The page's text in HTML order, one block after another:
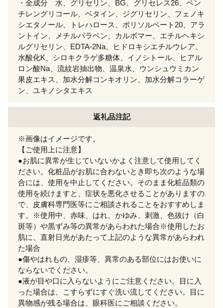
・全成分 水、グリセリン、BG、グリセレス26、ペン
チレングリコール、ベタイン、ジグリセリン、フェノキ
シエタノール、トレハロース、ポリソルベート20、アラ
ントイン、メチルパラベン、カルボマー、エチルヘキシ
ルグリセリン、EDTA-2Na、ヒドロキシエチルウレア、
水酸化K、シロキクラゲ多糖体、イノシトール、ヒアル
ロン酸Na、流紋岩抽出物、温泉水、ウンシュウミカン
果皮エキス、加水分解コンキオリン、加水分解コラーゲ
ン、ユキノシタエキス
返礼品注記
※画像はイメージです。
【ご使用上に注意】
●お肌に異常が生じていないかよく注意して使用してく
ださい。化粧品がお肌に合わないとき即ち次のような場
合には、使用を中止してください。そのまま化粧品類の
使用を続けますと、症状を悪化させることがありますの
で、皮膚科専門医等にご相談されることをおすすめしま
す。※使用中、赤味、はれ、かゆみ、刺激、色抜け（白
斑等）や黒ずみ等の異常があらわれた場合※使用したお
肌に、直射日光があたって上記のような異常があらわれ
た場合
●傷やはれもの、湿疹等、異常のある部位にはお使いに
ならないでください。
●液が目や口に入らないようにご注意ください。目に入
った場合は、こすらずにすぐ洗い流してください。目に
異物感が残る場合は、眼科医にご相談ください。